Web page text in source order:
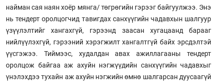
найман сая наян хоёр мянга/ төгрөгийн гэрээг байгуулжээ. Энэ
нь тендерт оролцогчид тавигдах санхүүгийн чадавхын шалгуур
үзүүлэлтийг хангахгүй, гэрээнд заасан хугацаанд барааг
нийлүүлэхгүй, гэрээний хэрэгжилт хангалтгүй байх эрсдэлтэй
үүсгэжээ. Тиймээс, худалдан авах ажиллагааны тендерт
оролцож байгаа аж ахуйн нэгжүүдийн санхүүгийн чадавхыг
үнэлэхдээ тухайн аж ахуйн нэгжийн өмнө шалгарсан дуусаагүй